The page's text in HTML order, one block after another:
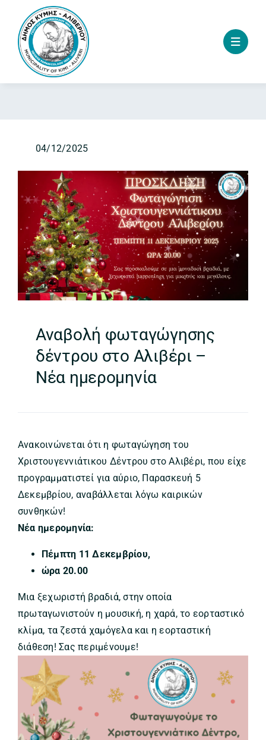
content
04/12/2025
Αναβολή φωταγώγησης
δέντρου στο Αλιβέρι –
Νέα ημερομηνία
Ανακοινώνεται ότι η φωταγώγηση του
Χριστουγεννιάτικου Δέντρου στο Αλιβέρι, που είχε
προγραμματιστεί για αύριο, Παρασκευή 5
Δεκεμβρίου, αναβάλλεται λόγω καιρικών
συνθηκών!
Νέα ημερομηνία:
Πέμπτη 11 Δεκεμβρίου,
ώρα 20.00
Μια ξεχωριστή βραδιά, στην οποία
πρωταγωνιστούν η μουσική, η χαρά, το εορταστικό
κλίμα, τα ζεστά χαμόγελα και η εορταστική
διάθεση! Σας περιμένουμε!